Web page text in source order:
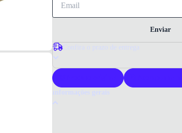
Enviar
Confira o prazo de entrega
Informações gerais